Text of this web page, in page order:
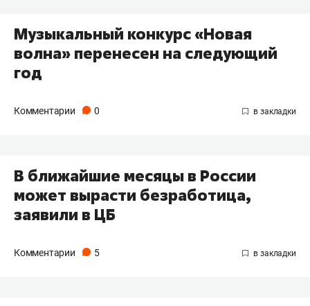
Музыкальный конкурс «Новая
волна» перенесен на следующий
год
Комментарии 0
В ближайшие месяцы в России
может вырасти безработица,
заявили в ЦБ
Комментарии 5